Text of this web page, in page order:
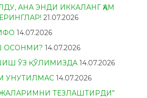
АНА ЭНДИ ИККАЛАНГ ҲАМ
21.07.2026
14.07.2026
ОСОНМИ? 14.07.2026
ЎЗ ҚЎЛИМИЗДА 14.07.2026
УНУТИЛМАС 14.07.2026
ТЕЗЛАШТИРДИ”